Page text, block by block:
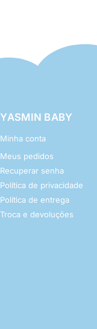
YASMIN BABY
Minha conta
Meus pedidos
Recuperar senha
Política de privacidade
Política de entrega
Troca e devoluções